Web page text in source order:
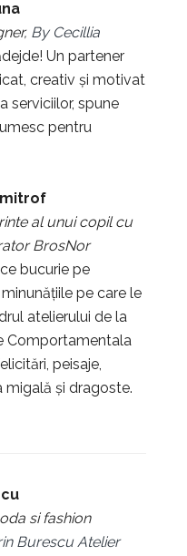
By Cecillia
Un partener
creativ și motivat
serviciilor, spune
pentru
al unui copil cu
BrosNor
bucurie pe
pe care le
atelierului de la
Comportamentala
peisaje,
și dragoste.
si fashion
Burescu Atelier